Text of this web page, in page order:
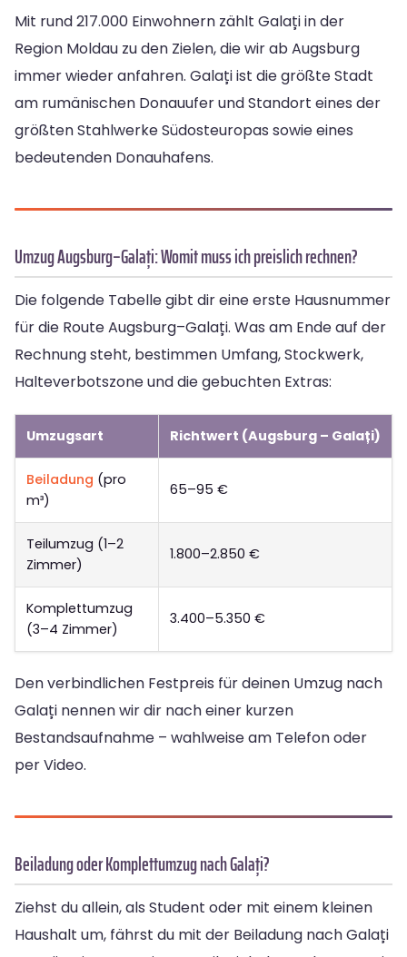
Mit rund 217.000 Einwohnern zählt Galați in der
Region Moldau zu den Zielen, die wir ab Augsburg
immer wieder anfahren. Galați ist die größte Stadt
am rumänischen Donauufer und Standort eines der
größten Stahlwerke Südosteuropas sowie eines
bedeutenden Donauhafens.
Umzug Augsburg–Galați: Womit muss ich preislich rechnen?
Die folgende Tabelle gibt dir eine erste Hausnummer
für die Route Augsburg–Galați. Was am Ende auf der
Rechnung steht, bestimmen Umfang, Stockwerk,
Halteverbotszone und die gebuchten Extras:
Umzugsart Richtwert (Augsburg – Galați)
Beiladung (pro
m³)
65–95 €
Teilumzug (1–2
Zimmer)
1.800–2.850 €
Komplettumzug
(3–4 Zimmer)
3.400–5.350 €
Den verbindlichen Festpreis für deinen Umzug nach
Galați nennen wir dir nach einer kurzen
Bestandsaufnahme – wahlweise am Telefon oder
per Video.
Beiladung oder Komplettumzug nach Galați?
Ziehst du allein, als Student oder mit einem kleinen
Haushalt um, fährst du mit der Beiladung nach Galați